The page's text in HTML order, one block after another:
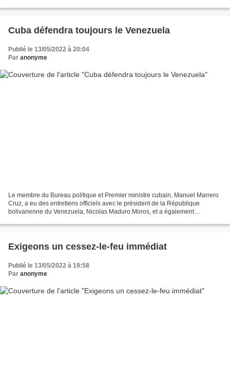
Cuba défendra toujours le Venezuela
Publié le 13/05/2022 à 20:04
Par anonyme
Le membre du Bureau politique et Premier ministre cubain, Manuel Marrero
Cruz, a eu des entretiens officiels avec le président de la République
bolivarienne du Venezuela, Nicolas Maduro Moros, et a également
Exigeons un cessez-le-feu immédiat
Publié le 13/05/2022 à 19:58
Par anonyme